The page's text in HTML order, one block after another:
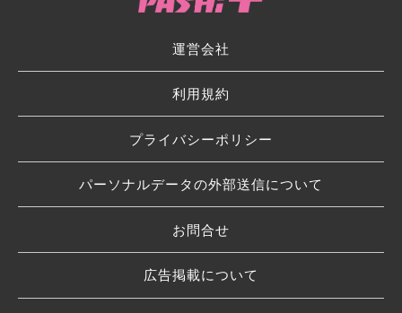
運営会社
利用規約
プライバシーポリシー
パーソナルデータの外部送信について
お問合せ
広告掲載について